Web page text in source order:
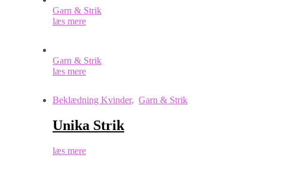
Garn & Strik
læs mere
Garn & Strik
læs mere
Beklædning Kvinder, Garn & Strik
Unika Strik
læs mere